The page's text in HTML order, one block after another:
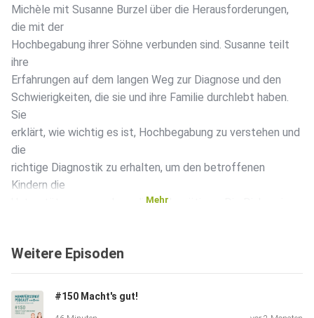
Michèle mit Susanne Burzel über die Herausforderungen,
die mit der
Hochbegabung ihrer Söhne verbunden sind. Susanne teilt
ihre
Erfahrungen auf dem langen Weg zur Diagnose und den
Schwierigkeiten, die sie und ihre Familie durchlebt haben.
Sie
erklärt, wie wichtig es ist, Hochbegabung zu verstehen und
die
richtige Diagnostik zu erhalten, um den betroffenen
Kindern die
Unterstützung zu geben, die sie benötigen. Die Diskussion
Herausforderungen, die sie im schulischen Umfeld erleben.
Episode wird die komplexe Thematik der Hochbegabung
und deren
Mehr
Weitere Episoden
#150 Macht's gut!